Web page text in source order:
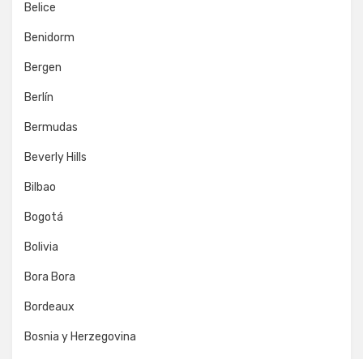
Belice
Benidorm
Bergen
Berlín
Bermudas
Beverly Hills
Bilbao
Bogotá
Bolivia
Bora Bora
Bordeaux
Bosnia y Herzegovina